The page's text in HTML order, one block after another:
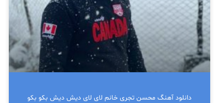
دانلود آهنگ محسن تجری خانم لای لای دیش دیش بکو بکو